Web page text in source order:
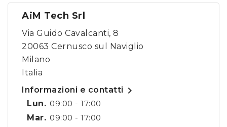
AiM Tech Srl
Via Guido Cavalcanti, 8
20063 Cernusco sul Naviglio
Milano
Italia
Informazioni e contatti 
Lun. 09:00 - 17:00
Mar. 09:00 - 17:00